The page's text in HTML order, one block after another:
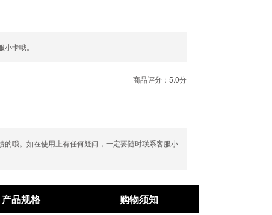
卡哦。
商品评分：5.0分
的哦。如在使用上有任何疑问，一定要随时联系客服小
产品规格 购物须知